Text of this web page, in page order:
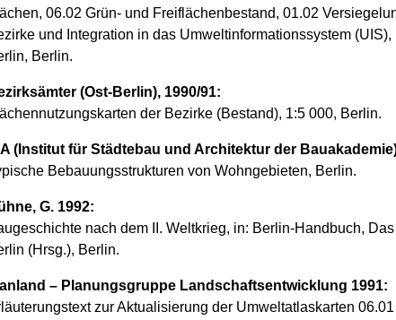
06.02 Grün- und Freiflächenbestand, 01.02
und Integration in das Umweltinformationssystem
Berlin.
(Ost-Berlin), 1990/91:
der Bezirke (Bestand), 1:5 000, Berlin.
(Institut für Städtebau und Architektur der
Bebauungsstrukturen von Wohngebieten, Berlin.
G. 1992:
nach dem II. Weltkrieg, in: Berlin-Handbuch,
(Hrsg.), Berlin.
– Planungsgruppe Landschaftsentwicklung 1991:
zur Aktualisierung der Umweltatlaskarten